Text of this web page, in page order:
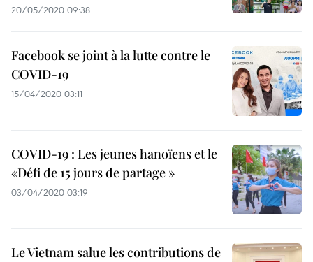
20/05/2020 09:38
Facebook se joint à la lutte contre le
COVID-19
15/04/2020 03:11
COVID-19 : Les jeunes hanoïens et le
«Défi de 15 jours de partage »
03/04/2020 03:19
Le Vietnam salue les contributions de